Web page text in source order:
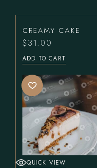
CREAMY CAKE
$31.00
ADD TO CART
QUICK VIEW